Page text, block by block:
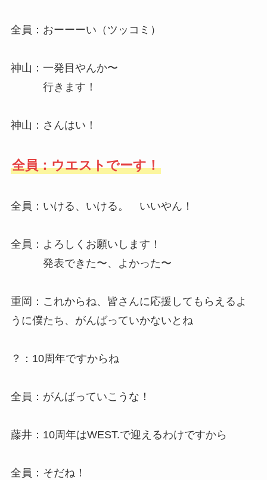
全員：おーーーい（ツッコミ）
神山：一発目やんか〜
行きます！
神山：さんはい！
全員：ウエストでーす！
全員：いける、いける。 いいやん！
全員：よろしくお願いします！
発表できた〜、よかった〜
重岡：これからね、皆さんに応援してもらえるよ
うに僕たち、がんばっていかないとね
？：10周年ですからね
全員：がんばっていこうな！
藤井：10周年はWEST.で迎えるわけですから
全員：そだね！